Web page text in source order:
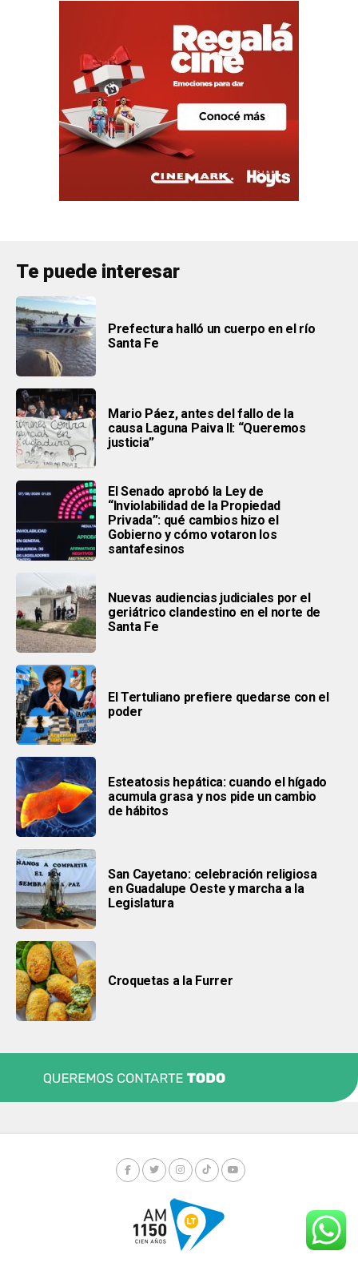
Te puede interesar
Prefectura halló un cuerpo en el río
Santa Fe
Mario Páez, antes del fallo de la
causa Laguna Paiva II: “Queremos
justicia”
El Senado aprobó la Ley de
“Inviolabilidad de la Propiedad
Privada”: qué cambios hizo el
Gobierno y cómo votaron los
santafesinos
Nuevas audiencias judiciales por el
geriátrico clandestino en el norte de
Santa Fe
El Tertuliano prefiere quedarse con el
poder
Esteatosis hepática: cuando el hígado
acumula grasa y nos pide un cambio
de hábitos
San Cayetano: celebración religiosa
en Guadalupe Oeste y marcha a la
Legislatura
Croquetas a la Furrer